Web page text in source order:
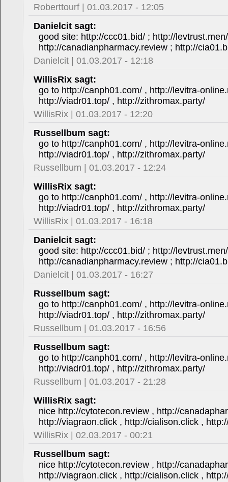
Roberttourf | 01.03.2017 - 12:05
Danielcit sagt:
good site: http://ccc01.bid/ ; http://
http://canadianpharmacy.review ; http://
Danielcit | 01.03.2017 - 12:18
WillisRix sagt:
go to http://canph01.com/ , http://levitra-
http://viadr01.top/ , http://zithromax.party/
WillisRix | 01.03.2017 - 12:20
Russellbum sagt:
go to http://canph01.com/ , http://levitra-
http://viadr01.top/ , http://zithromax.party/
Russellbum | 01.03.2017 - 12:24
WillisRix sagt:
go to http://canph01.com/ , http://levitra-
http://viadr01.top/ , http://zithromax.party/
WillisRix | 01.03.2017 - 16:18
Danielcit sagt:
good site: http://ccc01.bid/ ; http://
http://canadianpharmacy.review ; http://
Danielcit | 01.03.2017 - 16:27
Russellbum sagt:
go to http://canph01.com/ , http://levitra-
http://viadr01.top/ , http://zithromax.party/
Russellbum | 01.03.2017 - 16:56
Russellbum sagt:
go to http://canph01.com/ , http://levitra-
http://viadr01.top/ , http://zithromax.party/
Russellbum | 01.03.2017 - 21:28
WillisRix sagt:
nice http://cytotecon.review , http://
http://viagraon.click , http://cialison.click ,
WillisRix | 02.03.2017 - 00:21
Russellbum sagt:
nice http://cytotecon.review , http://
http://viagraon.click , http://cialison.click ,